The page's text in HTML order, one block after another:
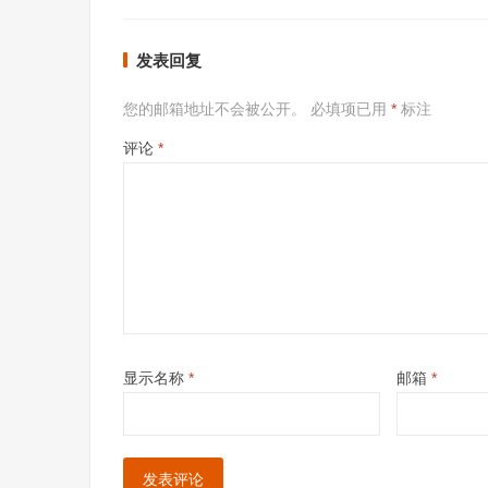
发表回复
您的邮箱地址不会被公开。 必填项已用 * 标注
评论 *
显示名称 * 邮箱 *